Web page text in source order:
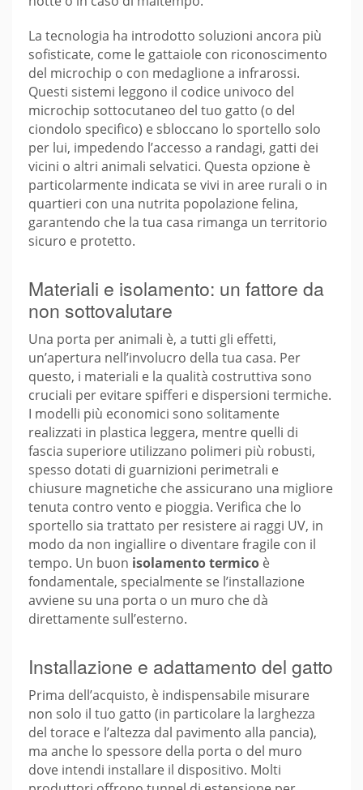
La tecnologia ha introdotto soluzioni ancora più
sofisticate, come le gattaiole con riconoscimento
del microchip o con medaglione a infrarossi.
Questi sistemi leggono il codice univoco del
microchip sottocutaneo del tuo gatto (o del
ciondolo specifico) e sbloccano lo sportello solo
per lui, impedendo l’accesso a randagi, gatti dei
vicini o altri animali selvatici. Questa opzione è
particolarmente indicata se vivi in aree rurali o in
quartieri con una nutrita popolazione felina,
garantendo che la tua casa rimanga un territorio
sicuro e protetto.
Materiali e isolamento: un fattore da
non sottovalutare
Una porta per animali è, a tutti gli effetti,
un’apertura nell’involucro della tua casa. Per
questo, i materiali e la qualità costruttiva sono
cruciali per evitare spifferi e dispersioni termiche.
I modelli più economici sono solitamente
realizzati in plastica leggera, mentre quelli di
fascia superiore utilizzano polimeri più robusti,
spesso dotati di guarnizioni perimetrali e
chiusure magnetiche che assicurano una migliore
tenuta contro vento e pioggia. Verifica che lo
sportello sia trattato per resistere ai raggi UV, in
modo da non ingiallire o diventare fragile con il
tempo. Un buon isolamento termico è
fondamentale, specialmente se l’installazione
avviene su una porta o un muro che dà
direttamente sull’esterno.
Installazione e adattamento del gatto
Prima dell’acquisto, è indispensabile misurare
non solo il tuo gatto (in particolare la larghezza
del torace e l’altezza dal pavimento alla pancia),
ma anche lo spessore della porta o del muro
dove intendi installare il dispositivo. Molti